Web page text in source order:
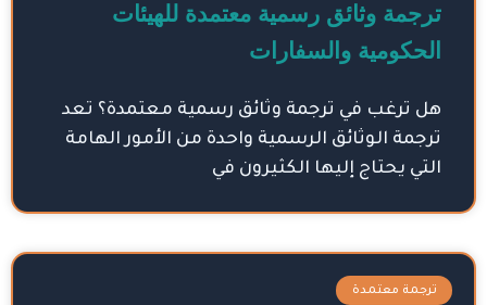
ترجمة وثائق رسمية معتمدة للهيئات
الحكومية والسفارات
هل ترغب في ترجمة وثائق رسمية معتمدة؟ تعد
ترجمة الوثائق الرسمية واحدة من الأمور الهامة
التي يحتاج إليها الكثيرون في
ترجمة معتمدة